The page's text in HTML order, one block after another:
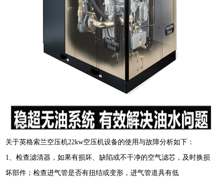
关于英格索兰空压机22kw空压机设备的使用与故障分析如下：
1、检查滤清器，如果有损坏、缺陷或不干净的空气滤芯，及时换损
坏部件；检查进气管是否有扭结或变形，进气管道具有低